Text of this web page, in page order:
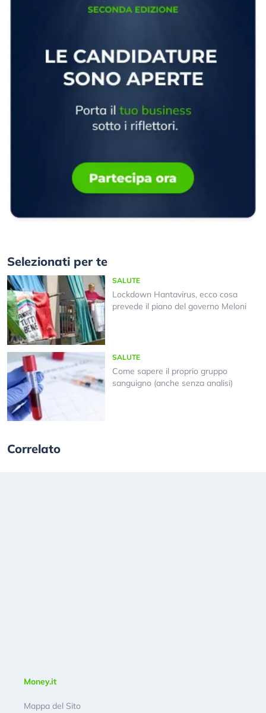
Selezionati per te
SALUTE
Lockdown Hantavirus, ecco cosa
prevede il piano del governo Meloni
SALUTE
Come sapere il proprio gruppo
sanguigno (anche senza analisi)
Correlato
Money.it
Mappa del Sito